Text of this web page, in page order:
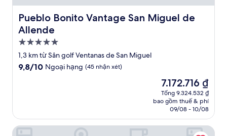
Pueblo Bonito Vantage San Miguel de
Allende
Pueblo Bonito Vantage San Miguel de Allende
Nơi
lưu
trú
1,3 km từ Sân golf Ventanas de San Miguel
9.8
nhận
xét)
9,8/10 Ngoại hạng (45 nhận xét)
Giá
hiện
tại
7.172.716 ₫
7.172.716 ₫
Tổng 9.324.532 ₫
bao gồm thuế & phí
09/08 - 10/08
Hotel Nena